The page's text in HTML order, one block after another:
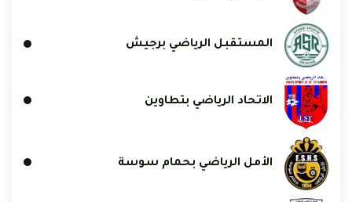
المستقبل الرياضي برجيش
الاتحاد الرياضي بتطاوين
الأمل الرياضي بحمام سوسة